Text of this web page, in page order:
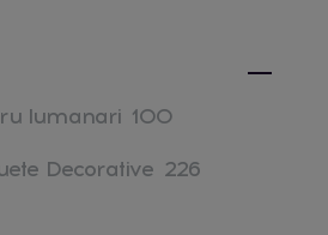
lumanari 100
Decorative 226